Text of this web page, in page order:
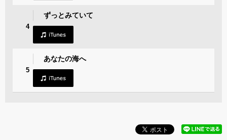
4
ずっとみていて
5
あなたの海へ